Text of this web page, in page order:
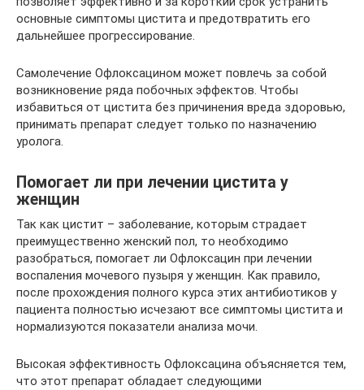
основные симптомы цистита и предотвратить его
дальнейшее прогрессирование.
Самолечение Офлоксацином может повлечь за собой
возникновение ряда побочных эффектов. Чтобы
избавиться от цистита без причинения вреда здоровью,
принимать препарат следует только по назначению
уролога.
Помогает ли при лечении цистита у
женщин
Так как цистит – заболевание, которым страдает
преимущественно женский пол, то необходимо
разобраться, помогает ли Офлоксацин при лечении
воспаления мочевого пузыря у женщин. Как правило,
после прохождения полного курса этих антибиотиков у
пациента полностью исчезают все симптомы цистита и
нормализуются показатели анализа мочи.
Высокая эффективность Офлоксацина объясняется тем,
что этот препарат обладает следующими